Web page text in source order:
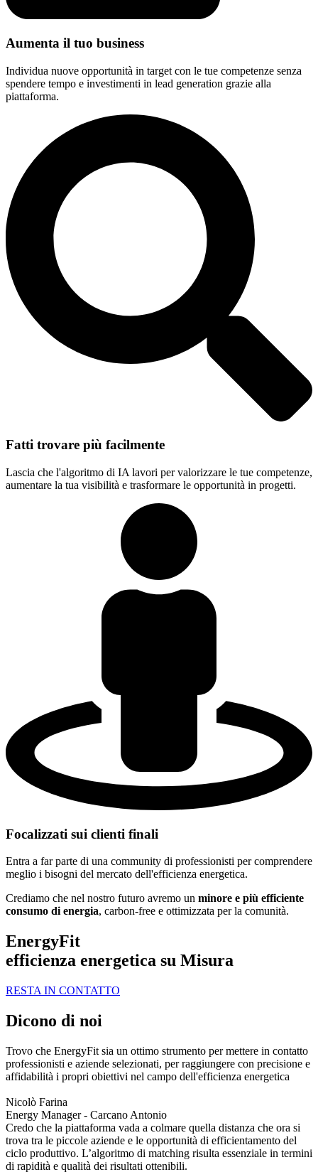
Aumenta il tuo business
Individua nuove opportunità in target con le tue competenze senza
spendere tempo e investimenti in lead generation grazie alla
piattaforma.
Fatti trovare più facilmente
Lascia che l'algoritmo di IA lavori per valorizzare le tue competenze,
aumentare la tua visibilità e trasformare le opportunità in progetti.
Focalizzati sui clienti finali
Entra a far parte di una community di professionisti per comprendere
meglio i bisogni del mercato dell'efficienza energetica.
Crediamo che nel nostro futuro avremo un minore e più efficiente
consumo di energia, carbon-free e ottimizzata per la comunità.
EnergyFit
efficienza energetica su Misura
RESTA IN CONTATTO
Dicono di noi
Trovo che EnergyFit sia un ottimo strumento per mettere in contatto
professionisti e aziende selezionati, per raggiungere con precisione e
affidabilità i propri obiettivi nel campo dell'efficienza energetica
Nicolò Farina
Energy Manager - Carcano Antonio
Credo che la piattaforma vada a colmare quella distanza che ora si
trova tra le piccole aziende e le opportunità di efficientamento del
ciclo produttivo. L’algoritmo di matching risulta essenziale in termini
di rapidità e qualità dei risultati ottenibili.